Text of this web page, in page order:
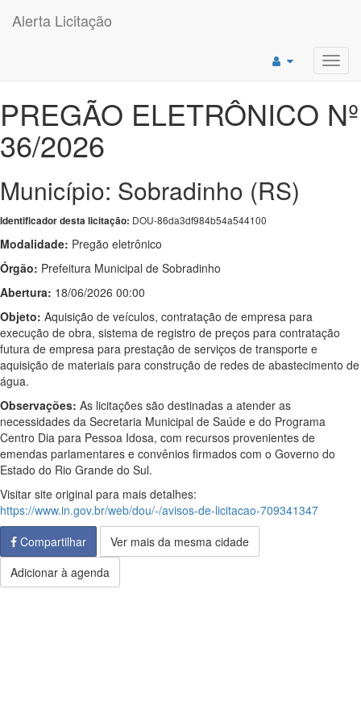
Alerta Licitação
PREGÃO ELETRÔNICO Nº
36/2026
Município: Sobradinho (RS)
Identificador desta licitação: DOU-86da3df984b54a544100
Modalidade: Pregão eletrônico
Órgão: Prefeitura Municipal de Sobradinho
Abertura: 18/06/2026 00:00
Objeto: Aquisição de veículos, contratação de empresa para
execução de obra, sistema de registro de preços para contratação
futura de empresa para prestação de serviços de transporte e
aquisição de materiais para construção de redes de abastecimento de
água.
Observações: As licitações são destinadas a atender as
necessidades da Secretaria Municipal de Saúde e do Programa
Centro Dia para Pessoa Idosa, com recursos provenientes de
emendas parlamentares e convênios firmados com o Governo do
Estado do Rio Grande do Sul.
Visitar site original para mais detalhes:
https://www.in.gov.br/web/dou/-/avisos-de-licitacao-709341347
Compartilhar
Ver mais da mesma cidade
Adicionar à agenda